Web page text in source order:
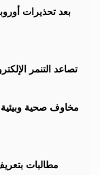
N
i
t
بعد تحذيرات
تصاعد التنمر
مخاوف صحية
مطالبات